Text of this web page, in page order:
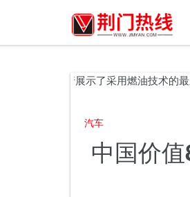
日产展示了采用燃油技术的最新X-
汽车
中国价